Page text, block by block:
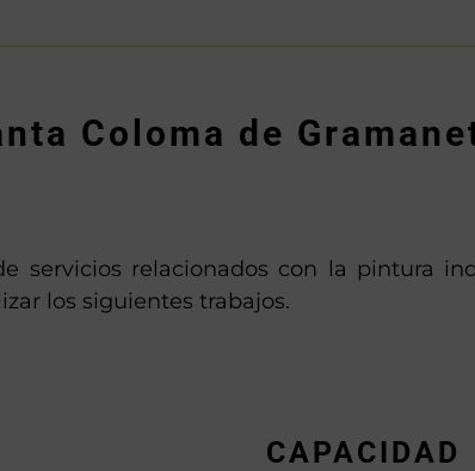
Coloma de
servicios relacionados con la pintura
los siguientes trabajos.
CAPACIDAD